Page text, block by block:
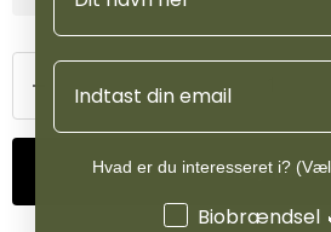
Hoof Boost et effektivt og synligt
stærkere, mere modstandsdygtige og
Tilføj til kurv
Email
Hvad er du interesseret i?
Interesser
Biobrændsel